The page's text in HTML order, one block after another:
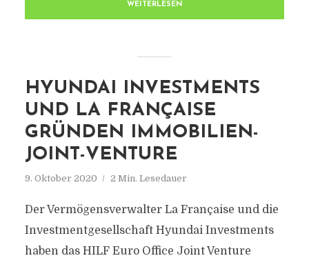
WEITERLESEN
HYUNDAI INVESTMENTS
UND LA FRANÇAISE
GRÜNDEN IMMOBILIEN-
JOINT-VENTURE
9. Oktober 2020 2 Min. Lesedauer
Der Vermögensverwalter La Française und die
Investmentgesellschaft Hyundai Investments
haben das HILF Euro Office Joint Venture